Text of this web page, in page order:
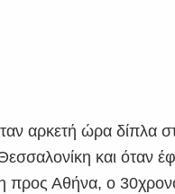
αρκετή ώρα δίπλα
και όταν
προς Αθήνα, ο